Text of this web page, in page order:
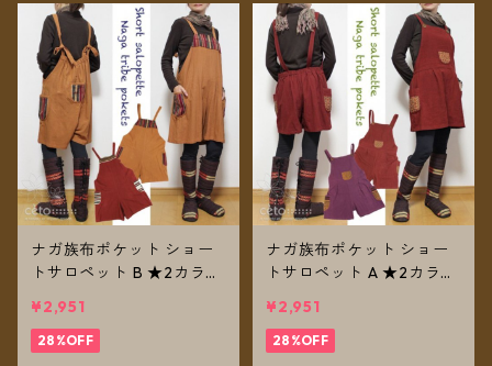
ナガ族布ポケット ショー
トサロペット B ★2カラー
¥2,951
28%OFF
ナガ族布ポケット ショー
トサロペット A ★2カラー
¥2,951
28%OFF